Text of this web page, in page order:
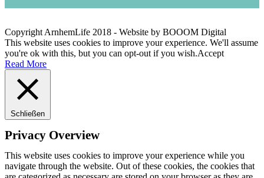
Copyright ArnhemLife 2018 - Website by BOOOM Digital
This website uses cookies to improve your experience. We'll assume
you're ok with this, but you can opt-out if you wish.Accept
Read More
Schließen
Privacy Overview
This website uses cookies to improve your experience while you
navigate through the website. Out of these cookies, the cookies that